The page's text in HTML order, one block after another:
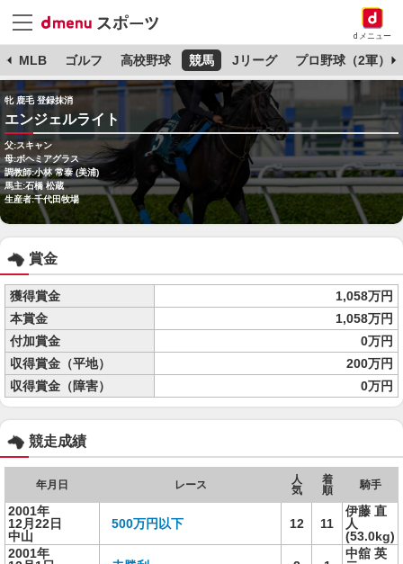
dメニュー
MLB ゴルフ 高校野球 競馬 Jリーグ プロ野球（2軍）
牝 鹿毛 登録抹消
エンジェルライト
父:スキャン
母:ボヘミアグラス
調教師:小林 常泰 (美浦)
馬主:石橋 松蔵
生産者:千代田牧場
賞金
獲得賞金
1,058万円
本賞金
1,058万円
付加賞金
0万円
収得賞金（平地）
200万円
収得賞金（障害）
0万円
競走成績
年月日 レース
人
気
着
順
騎手
2001年
12月22日
中山
500万円以下 12 11
伊藤 直
人
(53.0kg)
2001年
中舘 英